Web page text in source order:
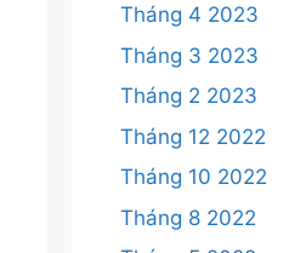
Tháng 4 2023
Tháng 3 2023
Tháng 2 2023
Tháng 12 2022
Tháng 10 2022
Tháng 8 2022